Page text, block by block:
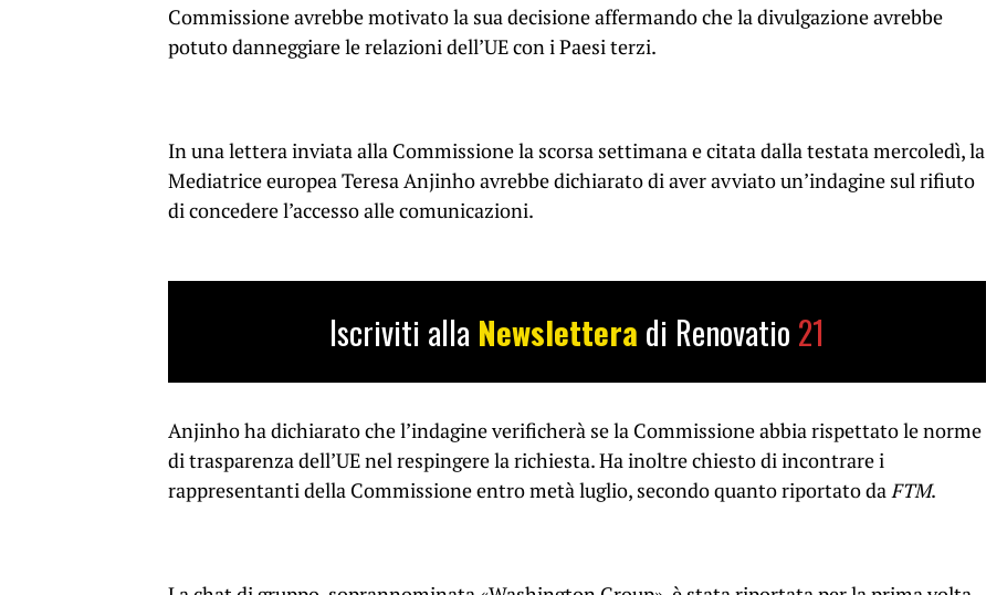
Commissione avrebbe motivato la sua decisione affermando che la divulgazione avrebbe
potuto danneggiare le relazioni dell’UE con i Paesi terzi.
In una lettera inviata alla Commissione la scorsa settimana e citata dalla testata mercoledì, la
Mediatrice europea Teresa Anjinho avrebbe dichiarato di aver avviato un’indagine sul rifiuto
di concedere l’accesso alle comunicazioni.
Iscriviti alla Newslettera di Renovatio 21
Anjinho ha dichiarato che l’indagine verificherà se la Commissione abbia rispettato le norme
di trasparenza dell’UE nel respingere la richiesta. Ha inoltre chiesto di incontrare i
rappresentanti della Commissione entro metà luglio, secondo quanto riportato daFTM.